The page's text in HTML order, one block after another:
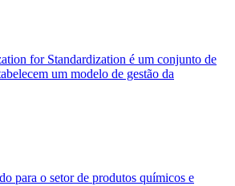
for Standardization é um conjunto de
um modelo de gestão da
para o setor de produtos químicos e